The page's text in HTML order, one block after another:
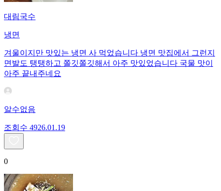
대림국수
냉면
겨울이지만 맛있는 냉면 사 먹었습니다 냉면 맛집에서 그런지
면발도 탱탱하고 쫄깃쫄깃해서 아주 맛있었습니다 국물 맛이
아주 끝내주네요
알수없음
조회수 4926.01.19
0